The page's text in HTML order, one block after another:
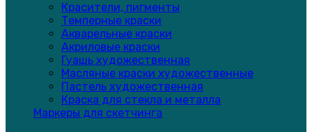
Красители, пигменты
Темперные краски
Акварельные краски
Акриловые краски
Гуашь художественная
Масляные краски художественные
Пастель художественная
Краска для стекла и металла
Маркеры для скетчинга